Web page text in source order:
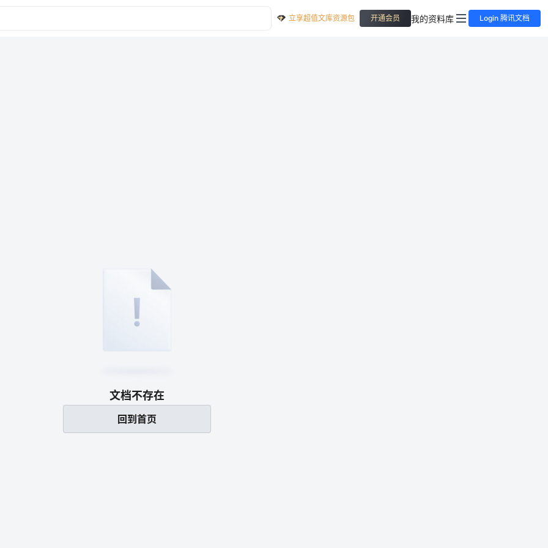
立享超值文库资源包 开通会员 我的资料库 Login 腾讯文档
文档不存在
回到首页